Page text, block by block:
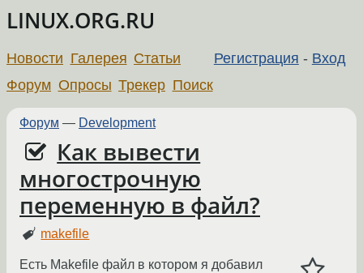
LINUX.ORG.RU
Регистрация - Вход
Новости Галерея Статьи
Форум Опросы Трекер Поиск
Форум — Development
Как вывести
многострочную
переменную в файл?
makefile
Есть Makefile файл в котором я добавил